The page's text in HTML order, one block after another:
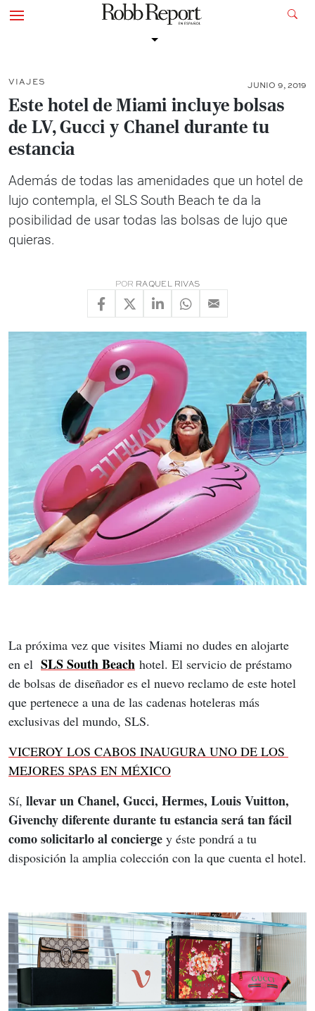
VIAJES JUNIO 9, 2019
Este hotel de Miami incluye bolsas
de LV, Gucci y Chanel durante tu
estancia
Además de todas las amenidades que un hotel de
lujo contempla, el SLS South Beach te da la
posibilidad de usar todas las bolsas de lujo que
quieras.
POR RAQUEL RIVAS
La próxima vez que visites Miami no dudes en alojarte
en el SLS South Beach hotel. El servicio de préstamo
de bolsas de diseñador es el nuevo reclamo de este hotel
que pertenece a una de las cadenas hoteleras más
exclusivas del mundo, SLS.
VICEROY LOS CABOS INAUGURA UNO DE LOS
MEJORES SPAS EN MÉXICO
Sí, llevar un Chanel, Gucci, Hermes, Louis Vuitton,
Givenchy diferente durante tu estancia será tan fácil
como solicitarlo al concierge y éste pondrá a tu
disposición la amplia colección con la que cuenta el hotel.